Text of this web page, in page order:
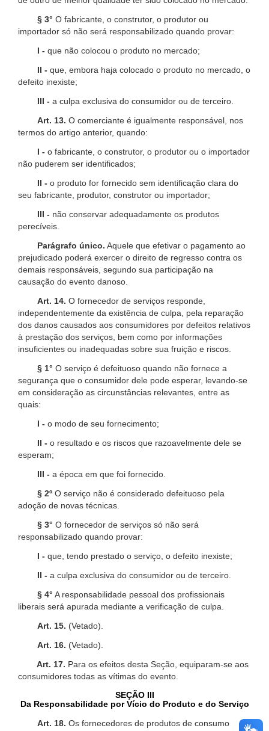
§ 3° O fabricante, o construtor, o produtor ou
importador só não será responsabilizado quando provar:
I - que não colocou o produto no mercado;
II - que, embora haja colocado o produto no mercado, o
defeito inexiste;
III - a culpa exclusiva do consumidor ou de terceiro.
Art. 13. O comerciante é igualmente responsável, nos
termos do artigo anterior, quando:
I - o fabricante, o construtor, o produtor ou o importador
não puderem ser identificados;
II - o produto for fornecido sem identificação clara do
seu fabricante, produtor, construtor ou importador;
III - não conservar adequadamente os produtos
perecíveis.
Parágrafo único. Aquele que efetivar o pagamento ao
prejudicado poderá exercer o direito de regresso contra os
demais responsáveis, segundo sua participação na
causação do evento danoso.
Art. 14. O fornecedor de serviços responde,
independentemente da existência de culpa, pela reparação
dos danos causados aos consumidores por defeitos relativos
à prestação dos serviços, bem como por informações
insuficientes ou inadequadas sobre sua fruição e riscos.
§ 1° O serviço é defeituoso quando não fornece a
segurança que o consumidor dele pode esperar, levando-se
em consideração as circunstâncias relevantes, entre as
quais:
I - o modo de seu fornecimento;
II - o resultado e os riscos que razoavelmente dele se
esperam;
III - a época em que foi fornecido.
§ 2º O serviço não é considerado defeituoso pela
adoção de novas técnicas.
§ 3° O fornecedor de serviços só não será
responsabilizado quando provar:
I - que, tendo prestado o serviço, o defeito inexiste;
II - a culpa exclusiva do consumidor ou de terceiro.
§ 4° A responsabilidade pessoal dos profissionais
liberais será apurada mediante a verificação de culpa.
Art. 15. (Vetado).
Art. 16. (Vetado).
Art. 17. Para os efeitos desta Seção, equiparam-se aos
consumidores todas as vítimas do evento.
SEÇÃO III
Da Responsabilidade por Vício do Produto e do Serviço
Art. 18. Os fornecedores de produtos de consumo